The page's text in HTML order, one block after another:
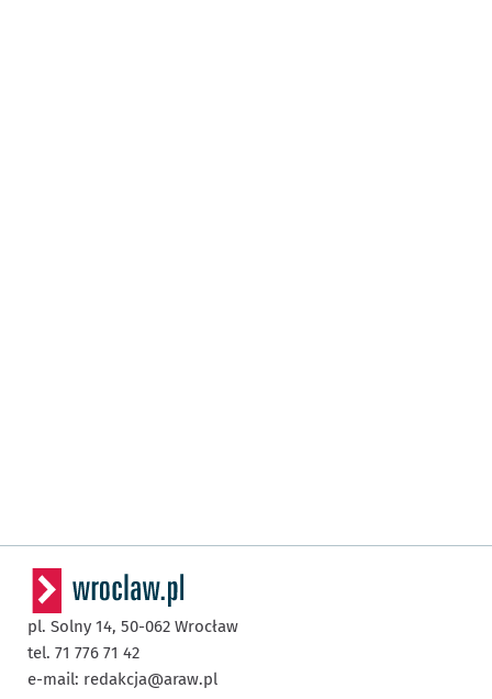
pl. Solny 14, 50-062 Wrocław
tel. 71 776 71 42
e-mail: redakcja@araw.pl